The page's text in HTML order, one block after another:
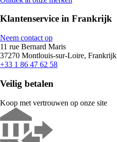
Klantenservice in Frankrijk
Neem contact op
11 rue Bernard Maris
37270 Montlouis-sur-Loire, Frankrijk
+33 1 86 47 62 58
Veilig betalen
Koop met vertrouwen op onze site